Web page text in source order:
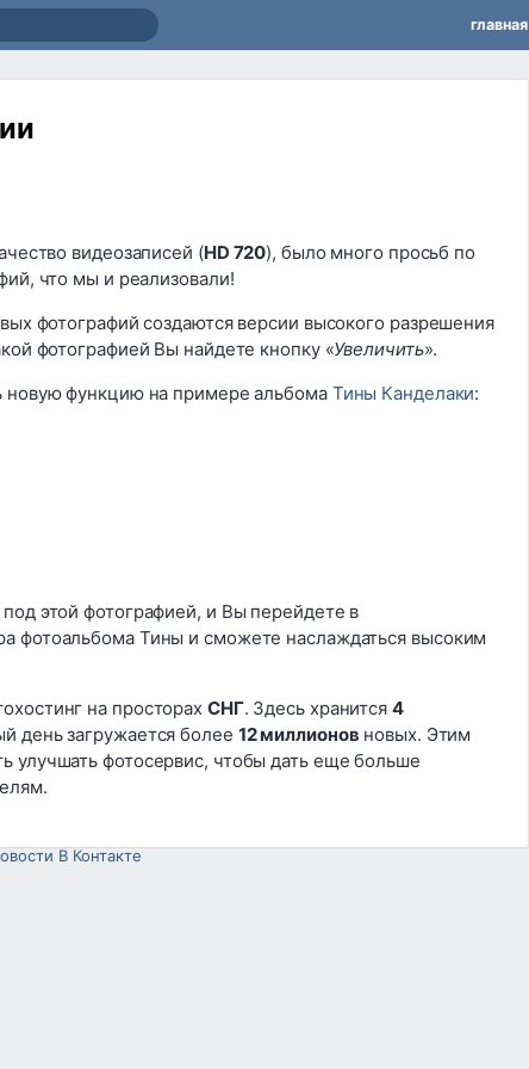
главная
видеозаписей (HD 720), было много просьб по
что мы и реализовали!
фотографий создаются версии высокого разрешения
фотографией Вы найдете кнопку «Увеличить».
новую функцию на примере альбома Тины Канделаки:
под этой фотографией, и Вы перейдете в
фотоальбома Тины и сможете наслаждаться высоким
на просторах СНГ. Здесь хранится 4
день загружается более 12 миллионов новых. Этим
улучшать фотосервис, чтобы дать еще больше
В Контакте